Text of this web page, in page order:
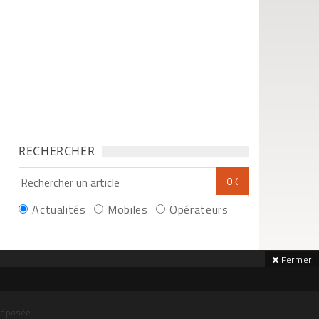
RECHERCHER
Actualités Mobiles Opérateurs
Fermer